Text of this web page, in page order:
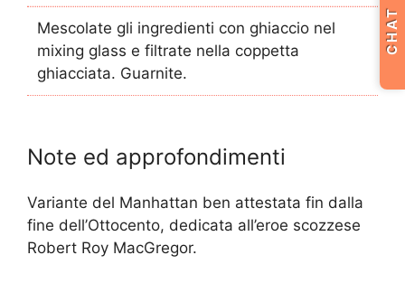
Mescolate gli ingredienti con ghiaccio nel
mixing glass e filtrate nella coppetta
ghiacciata. Guarnite.
Note ed approfondimenti
Variante del Manhattan ben attestata fin dalla
fine dell’Ottocento, dedicata all’eroe scozzese
Robert Roy MacGregor.
CHAT